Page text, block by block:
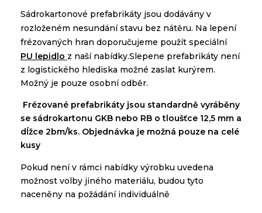
Sádrokartonové prefabrikáty jsou dodávány v
rozloženém nesundání stavu bez nátěru. Na lepení
frézovaných hran doporučujeme použít speciální
PU lepidlo z naší nabídky.Slepene prefabrikáty není
z logistického hlediska možné zaslat kurýrem.
Možný je pouze osobní odběr.
Frézované prefabrikáty jsou standardně vyráběny
se sádrokartonu GKB nebo RB o tloušťce 12,5 mm a
dĺžce 2bm/ks. Objednávka je možná pouze na celé
kusy
Pokud není v rámci nabídky výrobku uvedena
možnost volby jiného materiálu, budou tyto
naceněny na požádání individuálně